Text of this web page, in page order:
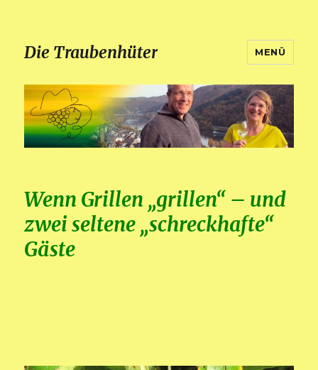
Die Traubenhüter MENÜ
Wenn Grillen „grillen“ – und
zwei seltene „schreckhafte“
Gäste